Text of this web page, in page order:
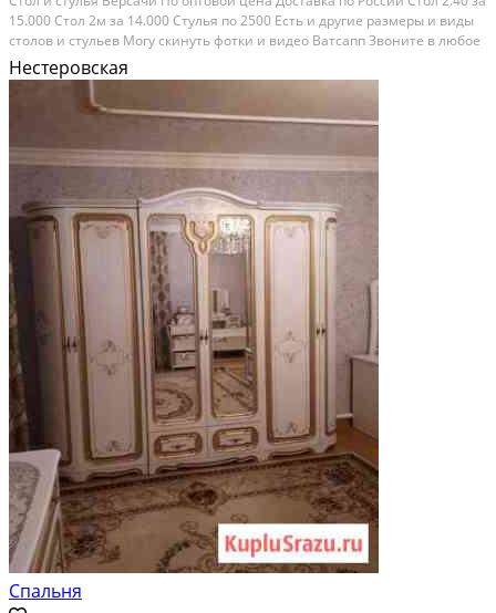
15.000 Стол 2м за 14.000 Стулья по 2500 Есть и другие размеры и виды
столов и стульев Могу скинуть фотки и видео Ватсапп Звоните в любое
время Категория: мебель и интерьер. Вид объявления: продаю своё.
Место сделки: республика...
Нестеровская
Спальня